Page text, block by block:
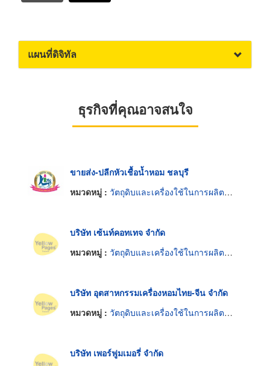
แผนที่ดิจิทัล
ธุรกิจที่คุณอาจสนใจ
ขายส่ง-ปลีกหัวเชื้อน้ำหอม ชลบุรี
หมวดหมู่ : วัตถุดิบและเครื่องใช้ในการผลิตน้ำหอม
บริษัท เซ้นท์คอทเทจ จำกัด
หมวดหมู่ : วัตถุดิบและเครื่องใช้ในการผลิตน้ำหอม
บริษัท อุตสาหกรรมเครื่องหอมไทย-จีน จำกัด
หมวดหมู่ : วัตถุดิบและเครื่องใช้ในการผลิตน้ำหอม
บริษัท เพอร์ฟูมเมอรี่ จำกัด